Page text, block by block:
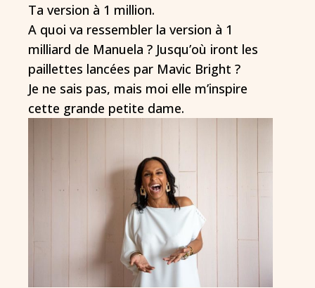
Ta version à 1 million.
A quoi va ressembler la version à 1
milliard de Manuela ? Jusqu’où iront les
paillettes lancées par Mavic Bright ?
Je ne sais pas, mais moi elle m’inspire
cette grande petite dame.